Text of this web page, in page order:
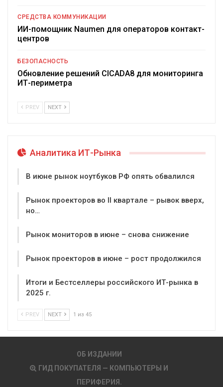
СРЕДСТВА КОММУНИКАЦИИ
ИИ-помощник Naumen для операторов контакт-
центров
БЕЗОПАСНОСТЬ
Обновление решений CICADA8 для мониторинга
ИТ-периметра
PREV NEXT
Аналитика ИТ-Рынка
В июне рынок ноутбуков РФ опять обвалился
Рынок проекторов во II квартале – рывок вверх,
но…
Рынок мониторов в июне – снова снижение
Рынок проекторов в июне – рост продолжился
Итоги и Бестселлеры российского ИТ-рынка в
2025 г.
PREV NEXT 1 из 45
ОБ ИЗДАНИИ
ГИД ПОКУПАТЕЛЯ — КОМПЬЮТЕРЫ И
ПЕРИФЕРИЯ.